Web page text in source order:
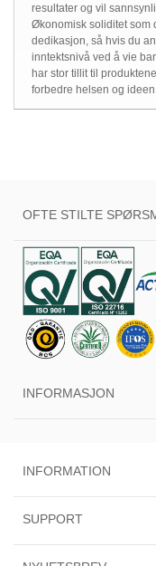
resultater og vil
Økonomisk soliditet som
dedikasjon, så hvis du
inntektsnivå ved å vie
har stor tillit til
forbedre helsen og
OFTE STILTE
INFORMASJON
INFORMATION
SUPPORT